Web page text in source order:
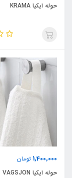
حوله ایکیا KRAMA
1,400,000 تومان
حوله ایکیا VAGSJON